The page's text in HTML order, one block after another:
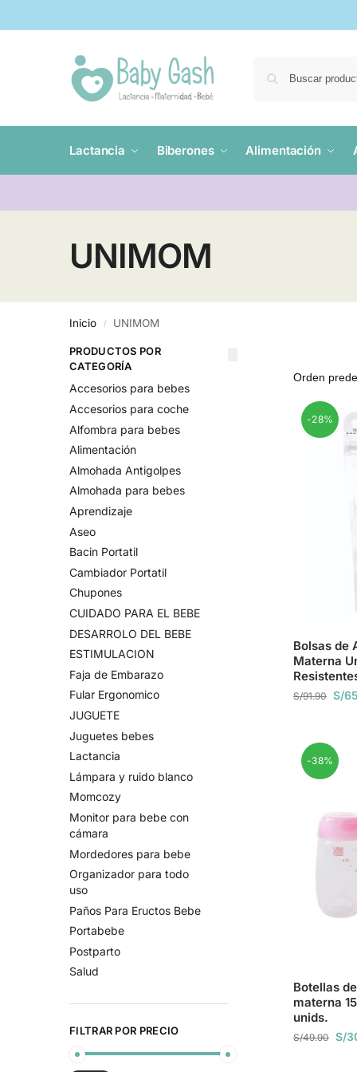
Lactancia Biberones Alimentación
UNIMOM
Inicio / UNIMOM
-28%
Bolsas de
Materna
S/91.90 S/
-38%
Botellas
materna
unids.
S/49.90 S/
PRODUCTOS POR
CATEGORÍA
Accesorios para bebes
Accesorios para coche
Alfombra para bebes
Alimentación
Almohada Antigolpes
Almohada para bebes
Aprendizaje
Aseo
Bacin Portatil
Cambiador Portatil
Chupones
CUIDADO PARA EL BEBE
DESARROLO DEL BEBE
ESTIMULACION
Faja de Embarazo
Fular Ergonomico
JUGUETE
Juguetes bebes
Lactancia
Lámpara y ruido blanco
Momcozy
Monitor para bebe con
cámara
Mordedores para bebe
Organizador para todo
uso
Paños Para Eructos Bebe
Portabebe
Postparto
Salud
FILTRAR POR PRECIO